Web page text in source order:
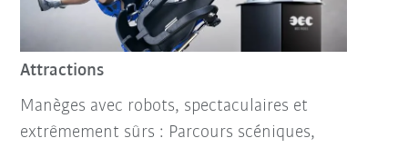
Attractions
Manèges avec robots, spectaculaires et
extrêmement sûrs : Parcours scéniques,